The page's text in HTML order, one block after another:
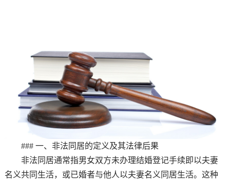
### 一、非法同居的定义及其法律后果
非法同居通常指男女双方未办理结婚登记手续即以夫妻
名义共同生活，或已婚者与他人以夫妻名义同居生活。这种